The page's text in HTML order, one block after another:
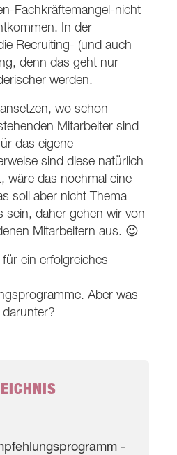
Fachkräftemangel-nicht
In der
Recruiting- (und auch
denn das geht nur
werden.
wo schon
Mitarbeiter sind
das eigene
sind diese natürlich
wäre das nochmal eine
soll aber nicht Thema
sein, daher gehen wir von
Mitarbeitern aus. 😉
ein erfolgreiches
Aber was
-